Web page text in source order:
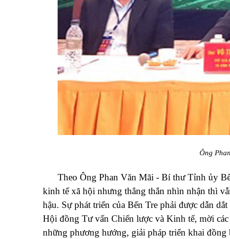
Ông
Theo Ông Phan Văn Mãi - Bí thư Tỉnh ủy
kinh tế xã hội nhưng thẳng thắn nhìn nhận thì
hậu. Sự phát triển của Bến Tre phải được dẫn
Hội đồng Tư vấn Chiến lược và Kinh tế, mời
những phương hướng, giải pháp triển khai